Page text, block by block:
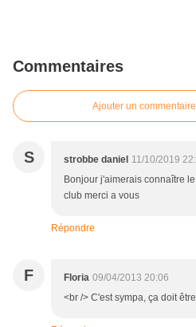
Commentaires
Ajouter un commentaire
S strobbe daniel 11/10/2019
Bonjour j'aimerais connaître
club merci a vous
Répondre
F Floria 09/04/2013 20:06
<br /> C'est sympa, ça doit